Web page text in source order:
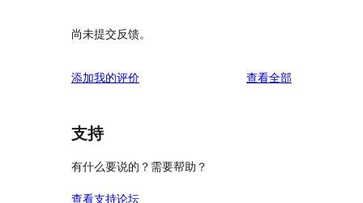
尚未提交反馈。
添加我的评价 查看全部评
支持
有什么要说的？需要帮助？
查看支持论坛